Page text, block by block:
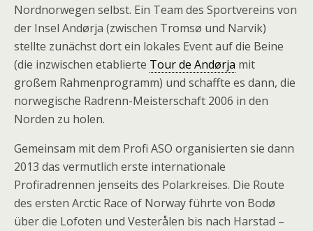
Nordnorwegen selbst. Ein Team des Sportvereins von
der Insel Andørja (zwischen Tromsø und Narvik)
stellte zunächst dort ein lokales Event auf die Beine
(die inzwischen etablierte Tour de Andørja mit
großem Rahmenprogramm) und schaffte es dann, die
norwegische Radrenn-Meisterschaft 2006 in den
Norden zu holen.
Gemeinsam mit dem Profi ASO organisierten sie dann
2013 das vermutlich erste internationale
Profiradrennen jenseits des Polarkreises. Die Route
des ersten Arctic Race of Norway führte von Bodø
über die Lofoten und Vesterålen bis nach Harstad –